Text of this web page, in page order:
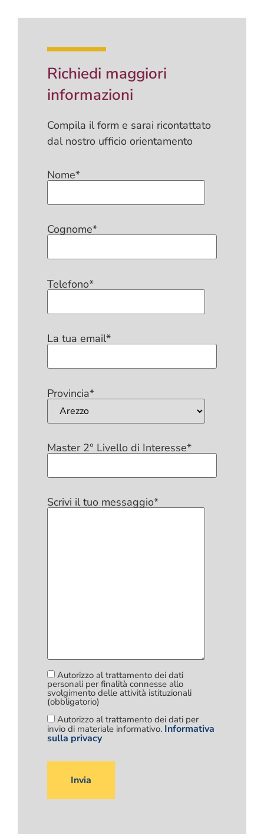
Richiedi maggiori
informazioni
Compila il form e sarai ricontattato
dal nostro ufficio orientamento
Nome*
Cognome*
Telefono*
La tua email*
Provincia*
Master 2° Livello di Interesse*
Scrivi il tuo messaggio*
Autorizzo al trattamento dei dati
personali per finalità connesse allo
svolgimento delle attività istituzionali
(obbligatorio)
Autorizzo al trattamento dei dati per
invio di materiale informativo. Informativa
sulla privacy
vuoto